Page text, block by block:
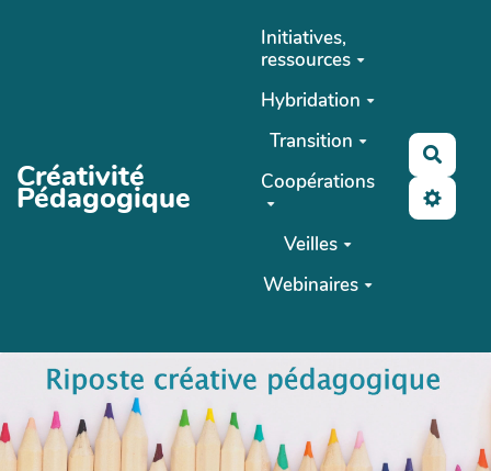
Créativité
Pédagogique
Initiatives,
ressources
Hybridation
Transition
Coopérations
Veilles
Webinaires